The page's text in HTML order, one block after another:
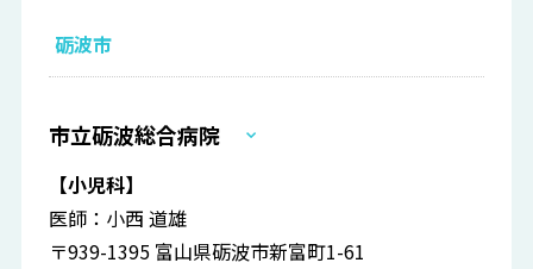
砺波市
市立砺波総合病院
【小児科】
医師：小西 道雄
〒939-1395 富山県砺波市新富町1-61